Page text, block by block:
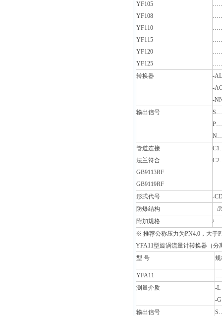
YF105
YF108
YF110
YF115
YF120
YF125
转换器
-
-
-
输出信号
管道连接
法兰符合
GB9113RF
GB9119RF
形式代号
-
防爆结构
/
附加规格
/
※ 推荐公称压力为PN4.0，大于
YFA11型旋涡流量计转换器（分
型 号
YFA11
测量介质
-
-
输出信号